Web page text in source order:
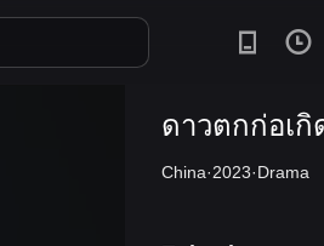
ดาวตกก่อเ
China·2023·Drama